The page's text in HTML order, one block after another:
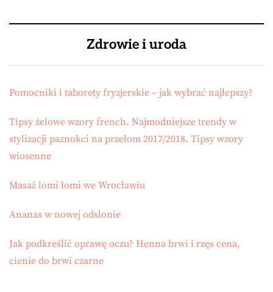
Zdrowie i uroda
Pomocniki i taborety fryzjerskie – jak wybrać najlepszy?
Tipsy żelowe wzory french. Najmodniejsze trendy w
stylizacji paznokci na przełom 2017/2018. Tipsy wzory
wiosenne
Masaż lomi lomi we Wrocławiu
Ananas w nowej odsłonie
Jak podkreślić oprawę oczu? Henna brwi i rzęs cena,
cienie do brwi czarne